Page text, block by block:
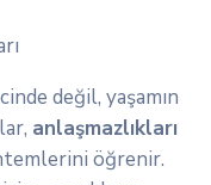
değil, yaşamın
anlaşmazlıkları
öğrenir.